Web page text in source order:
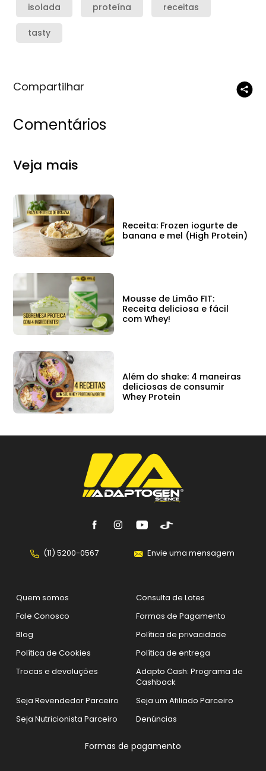
isolada proteína receitas
tasty
Compartilhar
Comentários
Veja mais
Receita: Frozen iogurte de
banana e mel (High Protein)
Mousse de Limão FIT:
Receita deliciosa e fácil
com Whey!
Além do shake: 4 maneiras
deliciosas de consumir
Whey Protein
(11) 5200-0567 Envie uma mensagem
Quem somos
Consulta de Lotes
Fale Conosco
Formas de Pagamento
Blog
Política de privacidade
Política de Cookies
Política de entrega
Trocas e devoluções
Adapto Cash: Programa de
Cashback
Seja Revendedor Parceiro
Seja um Afiliado Parceiro
Seja Nutricionista Parceiro
Denúncias
Formas de pagamento